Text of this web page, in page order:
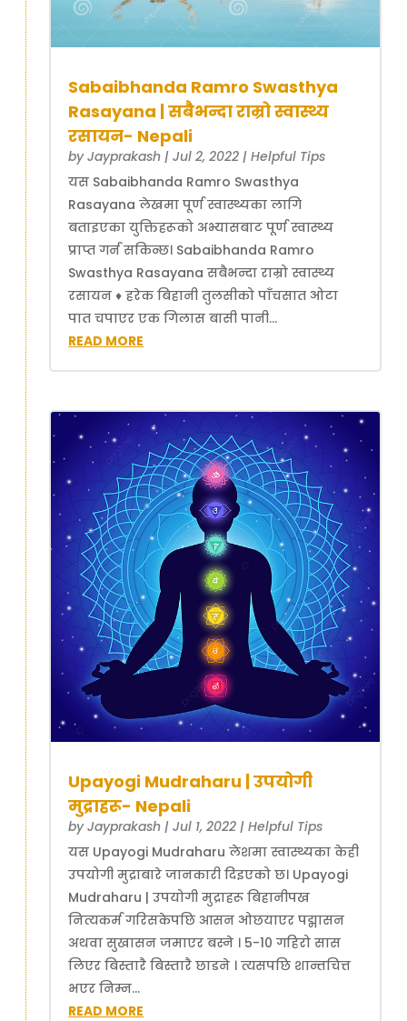
Sabaibhanda Ramro Swasthya
Rasayana | सबैभन्दा राम्रो स्वास्थ्य
रसायन- Nepali
byJayprakash |Jul 2, 2022 |Helpful Tips
यस Sabaibhanda Ramro Swasthya
Rasayana लेखमा पूर्ण स्वास्थ्यका लागि
बताइएका युक्तिहरूको अभ्यासबाट पूर्ण स्वास्थ्य
प्राप्त गर्न सकिन्छ। Sabaibhanda Ramro
Swasthya Rasayana सबैभन्दा राम्रो स्वास्थ्य
रसायन ♦ हरेक बिहानी तुलसीको पाँचसात ओटा
पात चपाएर एक गिलास बासी पानी...
READ MORE
Upayogi Mudraharu | उपयोगी
मुद्राहरू- Nepali
byJayprakash |Jul 1, 2022 |Helpful Tips
यस Upayogi Mudraharu लेशमा स्वास्थ्यका केही
उपयोगी मुद्राबारे जानकारी दिइएको छ। Upayogi
Mudraharu | उपयोगी मुद्राहरू बिहानीपख
नित्यकर्म गरिसकेपछि आसन ओछयाएर पद्मासन
अथवा सुखासन जमाएर बस्ने । 5-10 गहिरो सास
लिएर बिस्तारै बिस्तारै छाडने । त्यसपछि शान्तचित्त
भएर निम्न...
READ MORE